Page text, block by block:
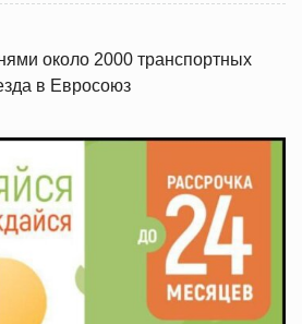
около 2000 транспортных
в Евросоюз